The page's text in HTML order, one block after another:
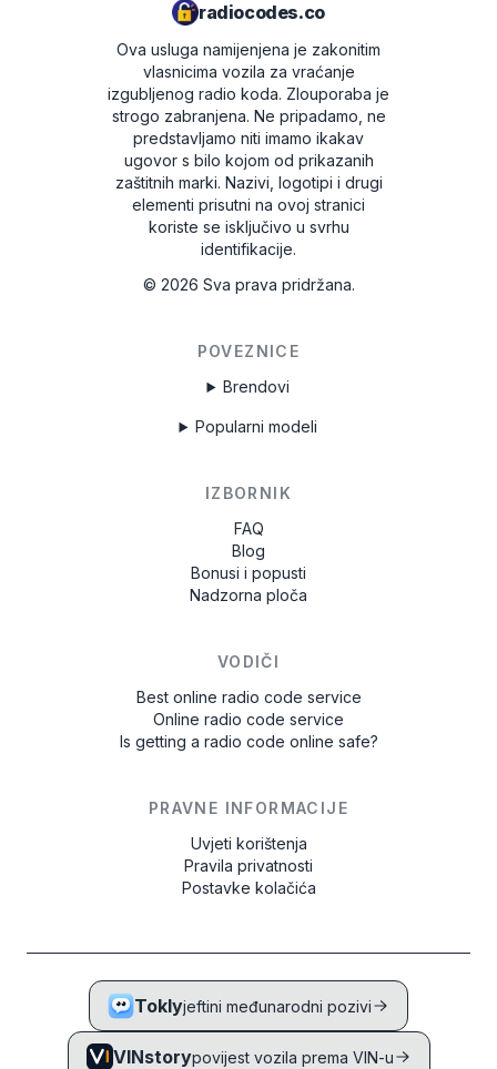
radiocodes.co
Ova usluga namijenjena je zakonitim
vlasnicima vozila za vraćanje
izgubljenog radio koda. Zlouporaba je
strogo zabranjena. Ne pripadamo, ne
predstavljamo niti imamo ikakav
ugovor s bilo kojom od prikazanih
zaštitnih marki. Nazivi, logotipi i drugi
elementi prisutni na ovoj stranici
koriste se isključivo u svrhu
identifikacije.
© 2026 Sva prava pridržana.
POVEZNICE
Brendovi
Popularni modeli
IZBORNIK
FAQ
Blog
Bonusi i popusti
Nadzorna ploča
VODIČI
Best online radio code service
Online radio code service
Is getting a radio code online safe?
PRAVNE INFORMACIJE
Uvjeti korištenja
Pravila privatnosti
Postavke kolačića
Toklyjeftini međunarodni pozivi
VINstorypovijest vozila prema VIN-u